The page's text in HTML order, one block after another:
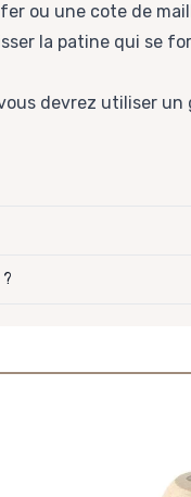
ou une cote de
la patine qui se
devrez utiliser un